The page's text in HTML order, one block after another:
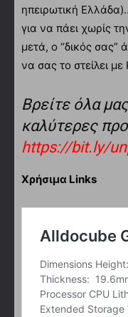
ηπειρωτική
για να πάει χωρίς
μετά, ο “δικός σας”
να σας το στείλει
Βρείτε όλα
καλύτερες
https://bit.ly/
Χρήσιμα Links